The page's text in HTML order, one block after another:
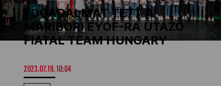
Los Angeles 2028
FOGADALMAT TETT A
MARIBORI EYOF-RA UTAZÓ
FIATAL TEAM HUNGARY
2023.07.19. 10:04